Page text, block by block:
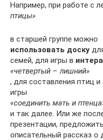
Например, при работе с
птицы»
в старшей группе можно
использовать доску
семей, для игры в
«четвертый – лишний»
, для составления птиц
игры
«соединить мать и
и так далее. Или же
презентации,
описательный рассказ